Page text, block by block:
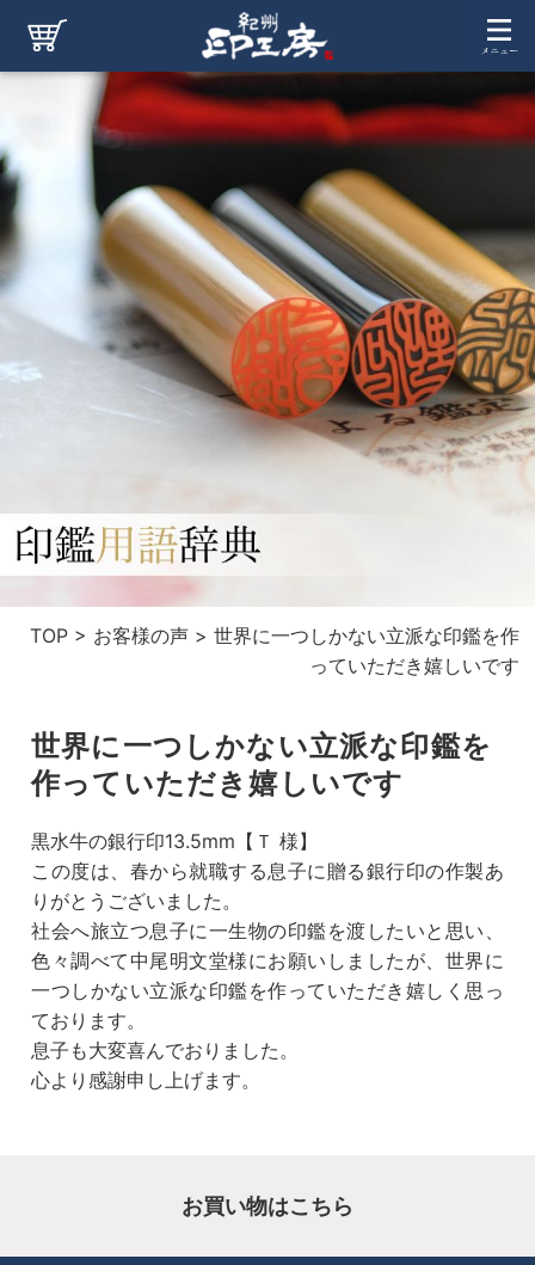
TOP> お客様の声> 世界に一つしかない立派な印鑑を作
っていただき嬉しいです
世界に一つしかない立派な印鑑を
作っていただき嬉しいです
黒水牛の銀行印13.5mm【Ｔ 様】
この度は、春から就職する息子に贈る銀行印の作製あ
りがとうございました。
社会へ旅立つ息子に一生物の印鑑を渡したいと思い、
色々調べて中尾明文堂様にお願いしましたが、世界に
一つしかない立派な印鑑を作っていただき嬉しく思っ
ております。
息子も大変喜んでおりました。
心より感謝申し上げます。
お買い物はこちら